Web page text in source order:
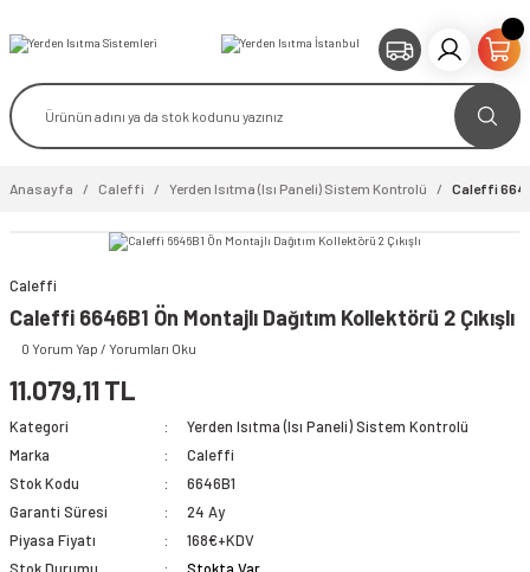
Anasayfa Caleffi Yerden Isıtma (Isı Paneli) Sistem Kontrolü Caleffi
video izle
Caleffi
Caleffi 6646B1 Ön Montajlı Dağıtım Kollektörü 2 Çıkışlı
0 Yorum Yap / Yorumları Oku
11.079,11 TL
Kategori
Yerden Isıtma (Isı Paneli) Sistem Kontrolü
Marka
Caleffi
Stok Kodu
6646B1
Garanti Süresi
24 Ay
Piyasa Fiyatı
168€+KDV